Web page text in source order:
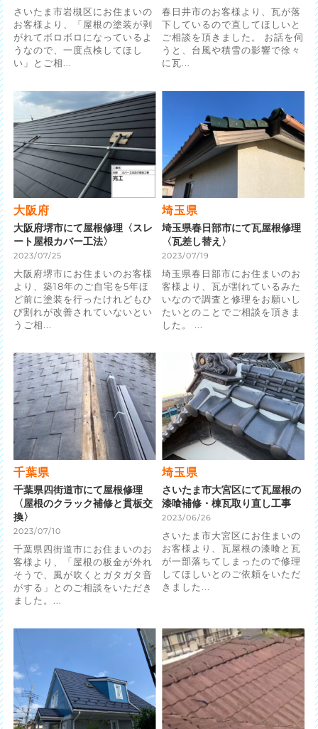
さいたま市岩槻区にお住まいの
お客様より、「屋根の塗装が剥
がれてボロボロになっているよ
うなので、一度点検してほし
い」とご相...
春日井市のお客様より、瓦が落
下しているので直してほしいと
ご相談を頂きました。 お話を伺
うと、台風や積雪の影響で徐々
に瓦...
大阪府
大阪府堺市にて屋根修理〈スレ
ート屋根カバー工法〉
2023/07/25
大阪府堺市にお住まいのお客様
より、築18年のご自宅を5年ほ
ど前に塗装を行ったけれどもひ
び割れが改善されていないとい
うご相...
埼玉県
埼玉県春日部市にて瓦屋根修理
〈瓦差し替え〉
2023/07/19
埼玉県春日部市にお住まいのお
客様より、瓦が割れているみた
いなので調査と修理をお願いし
たいとのことでご相談を頂きま
した。 ...
千葉県
千葉県四街道市にて屋根修理
〈屋根のクラック補修と貫板交
換〉
2023/07/10
千葉県四街道市にお住まいのお
客様より、「屋根の板金が外れ
そうで、風が吹くとガタガタ音
がする」とのご相談をいただき
ました。...
埼玉県
さいたま市大宮区にて瓦屋根の
漆喰補修・棟瓦取り直し工事
2023/06/26
さいたま市大宮区にお住まいの
お客様より、瓦屋根の漆喰と瓦
が一部落ちてしまったので修理
してほしいとのご依頼をいただ
きました...